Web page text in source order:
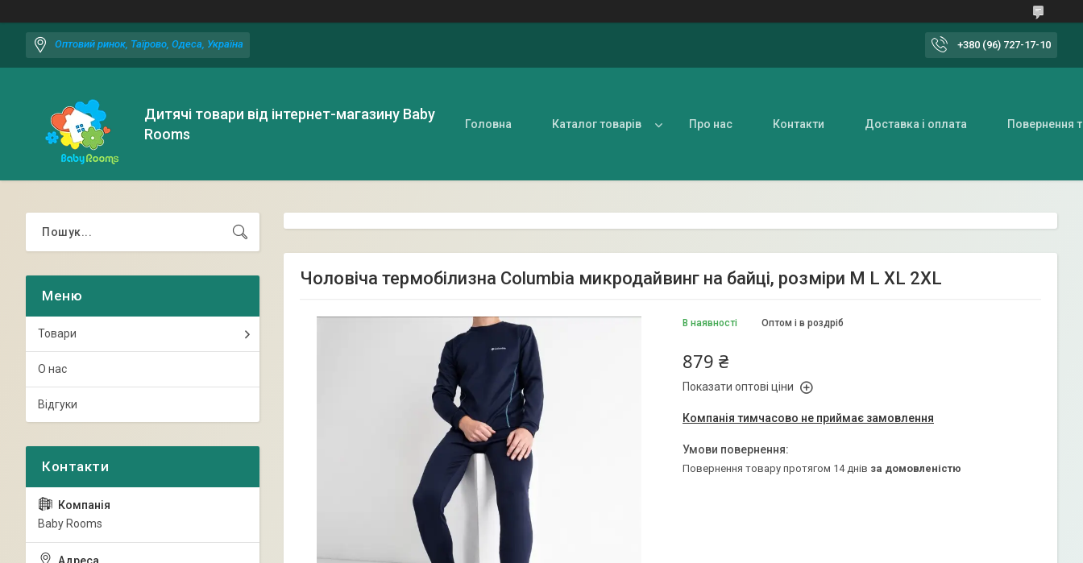
Оптовий ринок, Таїрово, Одеса, Україна +380 (96) 727-17-10
Дитячі товари від інтернет-магазину Baby
Rooms
Головна Каталог товарів Про нас Контакти Доставка і оплата Повернення
Чоловіча термобілизна Columbia микродайвинг на байці, розміри M L XL 2XL
В наявності Оптом і в роздріб
879 ₴
Показати оптові ціни
Компанія тимчасово не приймає замовлення
повернення товару протягом 14 днів за домовленістю
Товари
О нас
Відгуки
Baby Rooms